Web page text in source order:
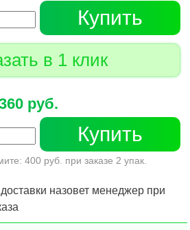
Купить
в 1 клик
руб.
Купить
400 руб. при заказе 2 упак.
назовет менеджер при